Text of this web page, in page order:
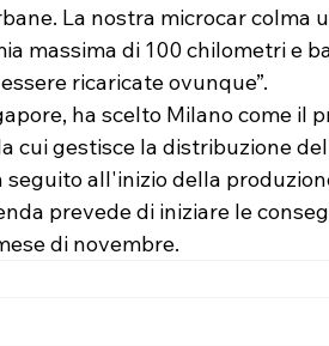
La nostra microcar colma
massima di 100 chilometri e
ricaricate ovunque”.
ha scelto Milano come il
cui gestisce la distribuzione
seguito all'inizio della
prevede di iniziare le
di novembre.